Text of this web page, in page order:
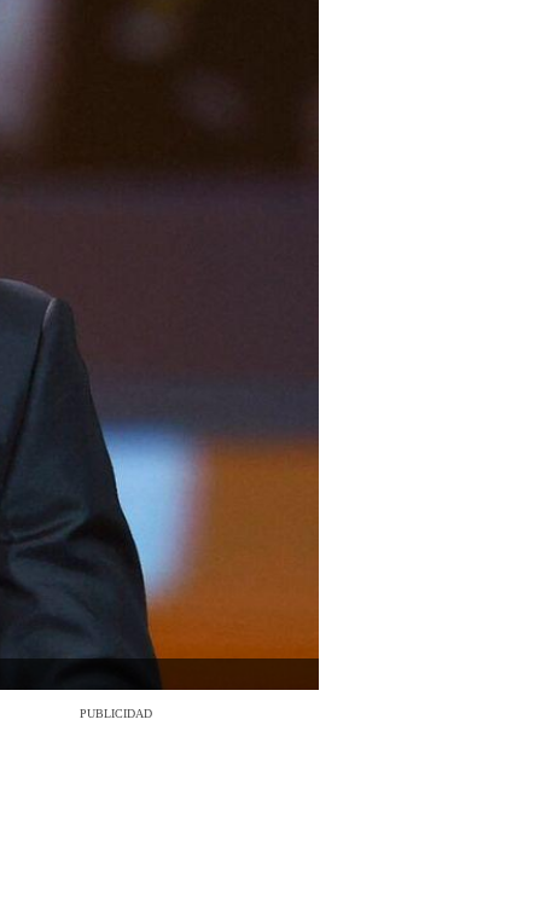
PUBLICIDAD